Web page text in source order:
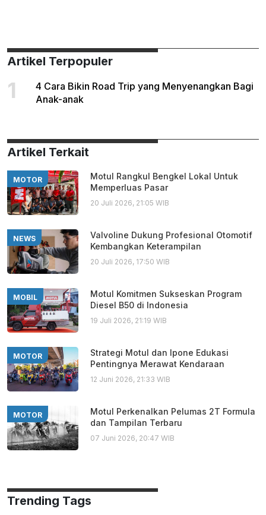
Artikel Terpopuler
1
4 Cara Bikin Road Trip yang Menyenangkan Bagi
Anak-anak
Artikel Terkait
MOTOR
Motul Rangkul Bengkel Lokal Untuk
Memperluas Pasar
20 Juli 2026, 21:05 WIB
NEWS
Valvoline Dukung Profesional Otomotif
Kembangkan Keterampilan
20 Juli 2026, 17:50 WIB
MOBIL
Motul Komitmen Sukseskan Program
Diesel B50 di Indonesia
19 Juli 2026, 21:19 WIB
MOTOR
Strategi Motul dan Ipone Edukasi
Pentingnya Merawat Kendaraan
12 Juni 2026, 21:33 WIB
MOTOR
Motul Perkenalkan Pelumas 2T Formula
dan Tampilan Terbaru
07 Juni 2026, 20:47 WIB
Trending Tags